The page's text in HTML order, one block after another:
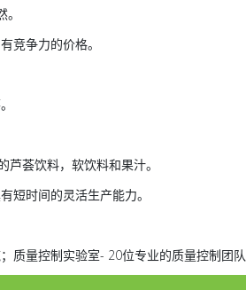
竞争力的价格。
荟饮料，软饮料和果汁。
短时间的灵活生产能力。
质量控制实验室- 20位专业的质量控制团队